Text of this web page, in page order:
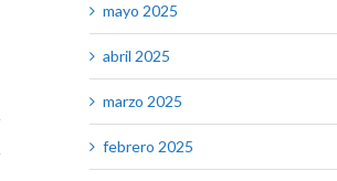
mayo 2025
abril 2025
marzo 2025
febrero 2025